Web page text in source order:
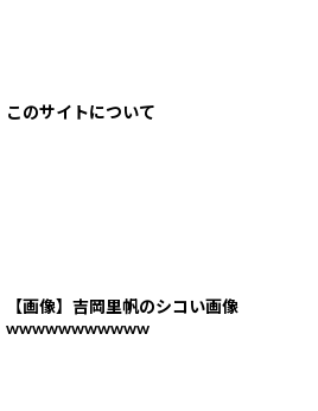
このサイトについて
【画像】吉岡里帆のシコい画像
wwwwwwwwwww